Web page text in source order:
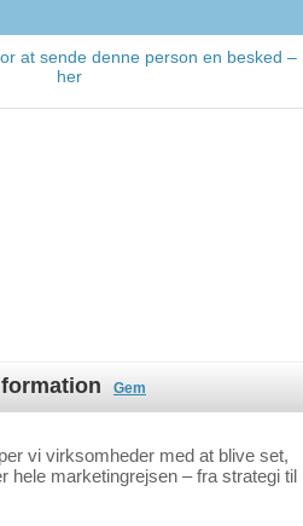
at sende denne person en besked –
her
Gem
vi virksomheder med at blive set,
hele marketingrejsen – fra strategi til